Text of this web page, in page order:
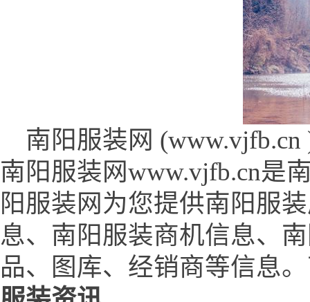
南阳服装网 (www.vjfb.cn
南阳服装网www.vjfb.cn是
阳服装网为您提供南阳服
息、南阳服装商机信息、
品、图库、经销商等信息